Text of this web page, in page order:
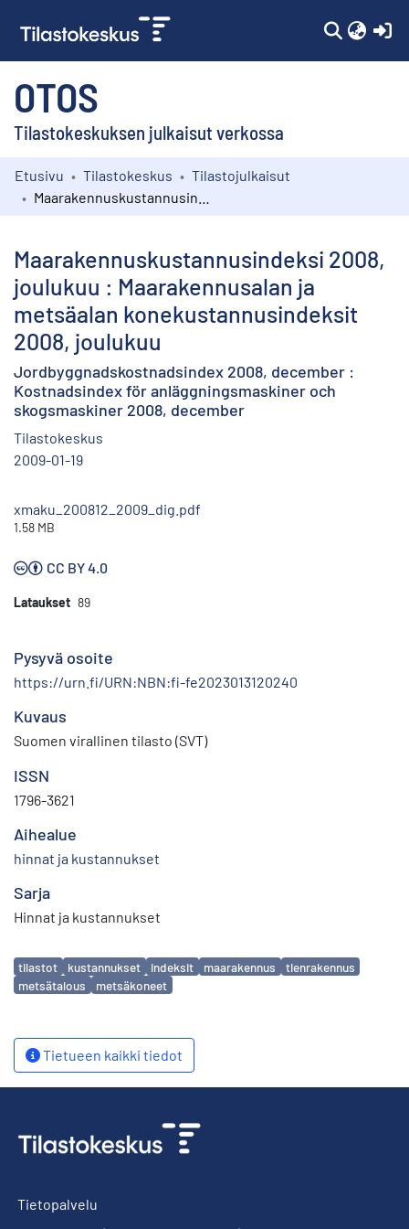
OTOS
Tilastokeskuksen julkaisut verkossa
Kokoelmat
Etusivu Tilastokeskus
Tilastojulkaisut
Maarakennuskustannusindeksi 2008,
joulukuu : Maarakennusalan ja
metsäalan konekustannusindeksit
2008, joulukuu
Jordbyggnadskostnadsindex 2008, december :
Kostnadsindex för anläggningsmaskiner och
skogsmaskiner 2008, december
Tilastokeskus
2009-01-19
xmaku_200812_2009_dig.pdf
1.58 MB
CC BY 4.0
Lataukset 89
Pysyvä osoite
https://urn.fi/URN:NBN:fi-fe2023013120240
Kuvaus
Suomen virallinen tilasto (SVT)
ISSN
1796-3621
Aihealue
hinnat ja kustannukset
Sarja
Hinnat ja kustannukset
Avainsanat
tilastot kustannukset indeksit maarakennus
tienrakennus
metsätalous
metsäkoneet
Tietueen kaikki tiedot
Tietopalvelu